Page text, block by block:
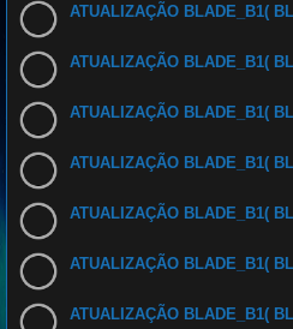
ATUALIZAÇÃO BLADE_B1(
ATUALIZAÇÃO BLADE_B1(
ATUALIZAÇÃO BLADE_B1(
ATUALIZAÇÃO BLADE_B1(
ATUALIZAÇÃO BLADE_B1(
ATUALIZAÇÃO BLADE_B1(
ATUALIZAÇÃO BLADE_B1(